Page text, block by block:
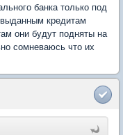
банка только под
кредитам
они будут подняты на
сомневаюсь что их